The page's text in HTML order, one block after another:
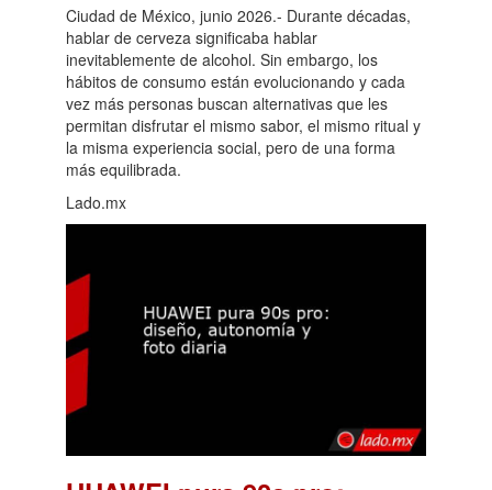
Ciudad de México, junio 2026.- Durante décadas,
hablar de cerveza significaba hablar
inevitablemente de alcohol. Sin embargo, los
hábitos de consumo están evolucionando y cada
vez más personas buscan alternativas que les
permitan disfrutar el mismo sabor, el mismo ritual y
la misma experiencia social, pero de una forma
más equilibrada.
Lado.mx